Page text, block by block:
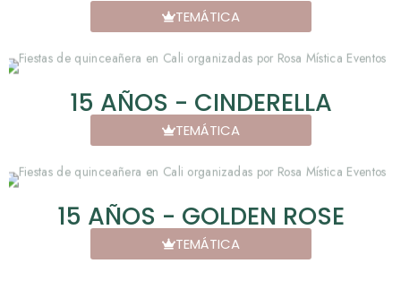
TEMÁTICA
15 AÑOS - CINDERELLA
TEMÁTICA
15 AÑOS - GOLDEN ROSE
TEMÁTICA